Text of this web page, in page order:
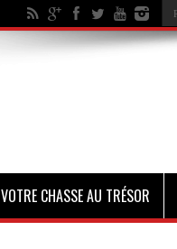
VOTRE CHASSE AU TRÉSOR